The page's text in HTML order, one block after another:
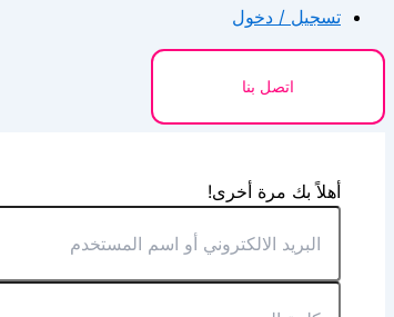
تسجيل / دخول
اتصل بنا
أهلاً بك مرة أخرى!